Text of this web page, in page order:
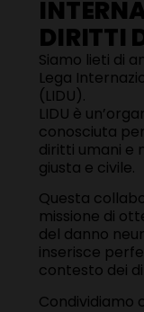
DIRITTI
Siamo lieti di
Lega
(LIDU).
LIDU è
conosciuta
diritti umani e
giusta e civile.
Questa
missione di
del danno
inserisce
contesto dei
Condividiamo